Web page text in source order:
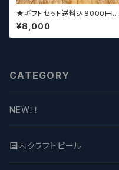
★ギフトセット送料込8000円★
（お好みに合わせて高価なビー
ルも含めて5～6本チョイスさせ
ていただきます）【クラフトビー
¥8,000
CATEGORY
NEW！！
国内クラフトビール